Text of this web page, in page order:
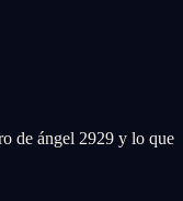
de ángel 2929 y lo que